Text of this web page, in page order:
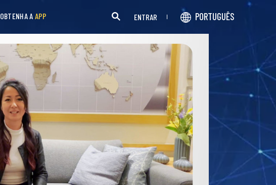
OBTENHA A APP ENTRAR PORTUGUÊS